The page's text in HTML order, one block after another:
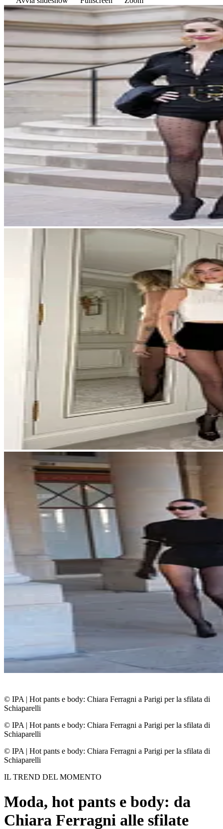
© IPA | Hot pants e body: Chiara Ferragni a Parigi per la sfilata di
Schiaparelli
© IPA | Hot pants e body: Chiara Ferragni a Parigi per la sfilata di
Schiaparelli
© IPA | Hot pants e body: Chiara Ferragni a Parigi per la sfilata di
Schiaparelli
IL TREND DEL MOMENTO
Moda, hot pants e body: da
Chiara Ferragni alle sfilate